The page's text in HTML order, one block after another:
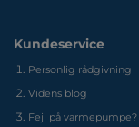
Kundeservice
Personlig rådgivning
Videns blog
Fejl på varmepumpe?